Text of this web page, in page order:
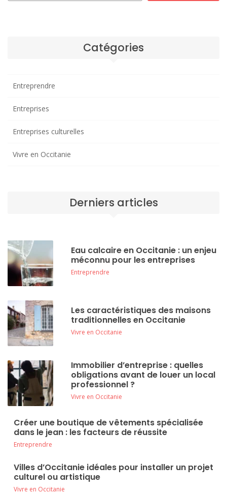
Catégories
Entreprendre
Entreprises
Entreprises culturelles
Vivre en Occitanie
Derniers articles
Eau calcaire en Occitanie : un enjeu
méconnu pour les entreprises
Entreprendre
Les caractéristiques des maisons
traditionnelles en Occitanie
Vivre en Occitanie
Immobilier d’entreprise : quelles
obligations avant de louer un local
professionnel ?
Vivre en Occitanie
Créer une boutique de vêtements spécialisée
dans le jean : les facteurs de réussite
Entreprendre
Villes d’Occitanie idéales pour installer un projet
culturel ou artistique
Vivre en Occitanie